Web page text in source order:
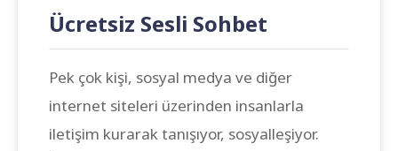
Ücretsiz Sesli Sohbet
Pek çok kişi, sosyal medya ve diğer
internet siteleri üzerinden insanlarla
iletişim kurarak tanışıyor, sosyalleşiyor.